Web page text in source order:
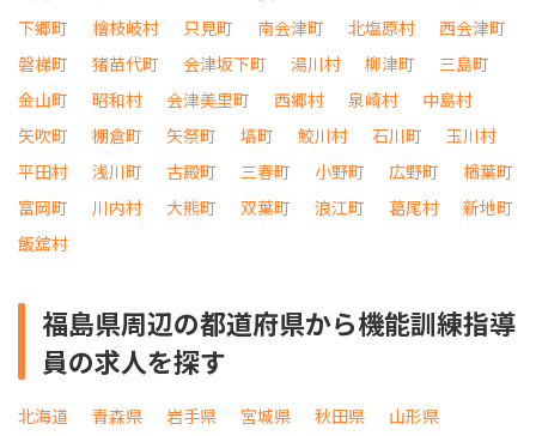
下郷町
檜枝岐村 只見町 南会津町 北塩原村
西会津町
磐梯町
猪苗代町 会津坂下町 湯川村 柳津町
三島町
金山町
昭和村 会津美里町 西郷村 泉崎村
中島村
矢吹町
棚倉町 矢祭町 塙町 鮫川村 石川町
玉川村
平田村
浅川町 古殿町 三春町 小野町 広野町
楢葉町
富岡町
川内村 大熊町 双葉町 浪江町 葛尾村
新地町
飯舘村
福島県周辺の都道府県から機能訓練指導
員の求人を探す
北海道 青森県 岩手県 宮城県 秋田県 山形県